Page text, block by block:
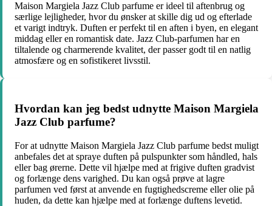
Maison Margiela Jazz Club parfume er ideel til aftenbrug og
særlige lejligheder, hvor du ønsker at skille dig ud og efterlade
et varigt indtryk. Duften er perfekt til en aften i byen, en elegant
middag eller en romantisk date. Jazz Club-parfumen har en
tiltalende og charmerende kvalitet, der passer godt til en natlig
atmosfære og en sofistikeret livsstil.
Hvordan kan jeg bedst udnytte Maison Margiela
Jazz Club parfume?
For at udnytte Maison Margiela Jazz Club parfume bedst muligt
anbefales det at spraye duften på pulspunkter som håndled, hals
eller bag ørerne. Dette vil hjælpe med at frigive duften gradvist
og forlænge dens varighed. Du kan også prøve at lagre
parfumen ved først at anvende en fugtighedscreme eller olie på
huden, da dette kan hjælpe med at forlænge duftens levetid.